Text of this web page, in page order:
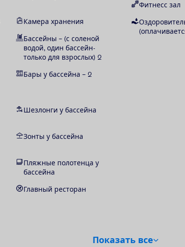
Камера хранения
Бассейны – (с соленой
водой, один бассейн-
только для взрослых) 2
Бары у бассейна – 2
Шезлонги у бассейна
Зонты у бассейна
Пляжные полотенца у
бассейна
Главный ресторан
Фитнесс зал
Показать все